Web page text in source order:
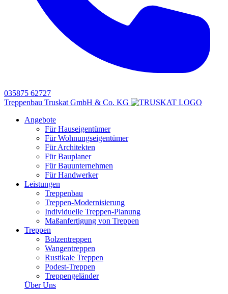
035875 62727
Treppenbau Truskat GmbH & Co. KG
Angebote
Für Hauseigentümer
Für Wohnungseigentümer
Für Architekten
Für Bauplaner
Für Bauunternehmen
Für Handwerker
Leistungen
Treppenbau
Treppen-Modernisierung
Individuelle Treppen-Planung
Maßanfertigung von Treppen
Treppen
Bolzentreppen
Wangentreppen
Rustikale Treppen
Podest-Treppen
Treppengeländer
Über Uns